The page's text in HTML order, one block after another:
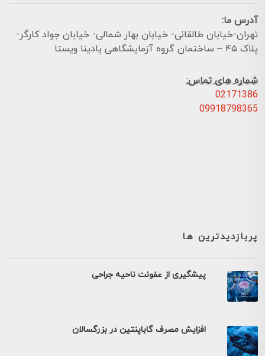
آدرس ما:
تهران-خیابان طالقانی- خیابان بهار شمالی- خیابان جواد کارگر-
پلاک ۴۵ – ساختمان گروه آزمایشگاهی پادینا ویستا
شماره های تماس:
02171386
09918798365
پربازدیدترین ها
پیشگیری از عفونت ناحیه جراحی
افزایش مصرف گاباپنتین در بزرگسالان